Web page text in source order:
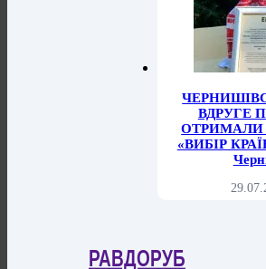
ВДРУГЕ
ОТРИМАЛИ
«ВИБІР
РАВДОРУБ